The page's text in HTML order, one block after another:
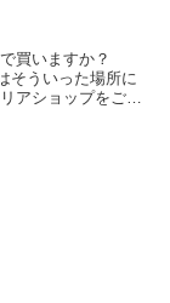
買いますか？
そういった場所に
アショップをご紹